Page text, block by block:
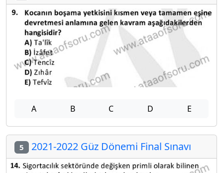
A B C D E
5 2021-2022 Güz Dönemi Final Sınavı